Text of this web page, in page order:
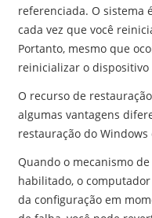
referenciada. O sistema
cada vez que você
Portanto, mesmo que
reinicializar o
O recurso de
algumas vantagens
restauração do Windows
Quando o mecanismo
habilitado, o
da configuração em